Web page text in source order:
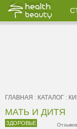
ГЛАВНАЯ : КАТАЛОГ :
МАТЬ И ДИТЯ
ЗДОРОВЬЕ